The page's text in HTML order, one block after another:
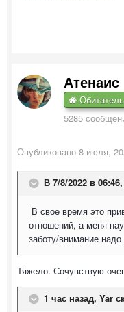
Атенаис
Обитатель
5285
Опубликовано 8 июля,
В 7/8/2022 в 06:46,
В свое время это
отношений, а меня
заботу/внимание надо
Тяжело. Сочувствую
1 час назад, Yar